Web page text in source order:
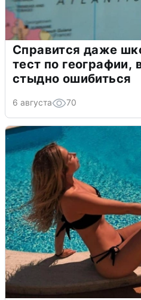
Справится даже
тест по географии,
стыдно ошибиться
6 августа 70